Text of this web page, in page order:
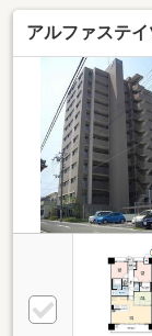
っか
アルファステ